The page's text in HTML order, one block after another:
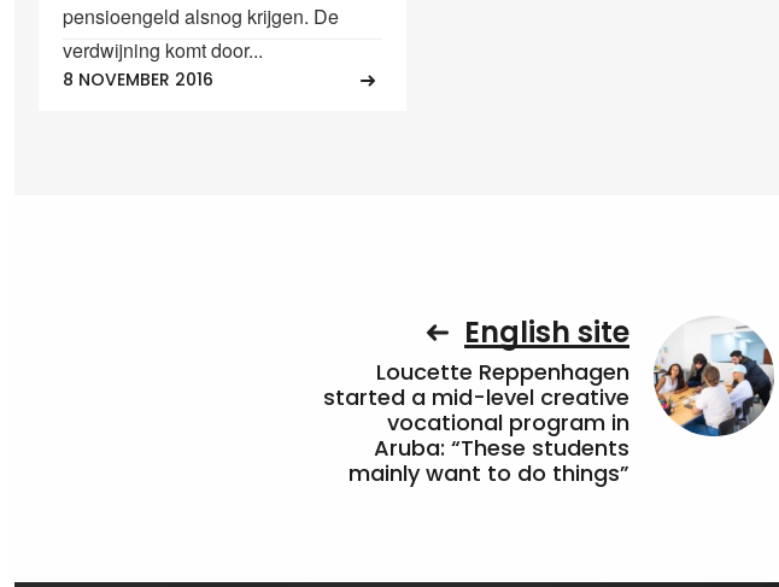
pensioengeld alsnog krijgen. De
verdwijning komt door...
8 NOVEMBER 2016
English site
Loucette Reppenhagen
started a mid-level creative
vocational program in
Aruba: “These students
mainly want to do things”